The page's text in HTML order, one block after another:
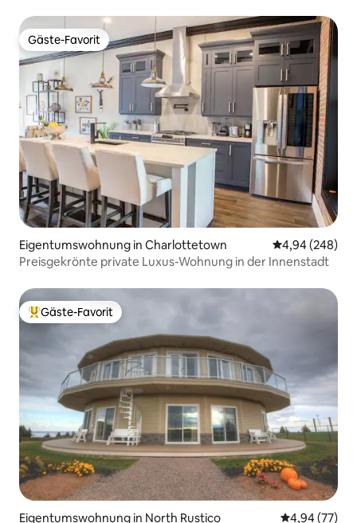
Gäste-Favorit
Gäste-Favorit
Eigentumswohnung in Charlottetown
4,94 (248)
Preisgekrönte private Luxus-Wohnung in der Innenstadt
Beliebter Gäste-Favorit.
Gäste-Favorit
Eigentumswohnung in North Rustico
4,94 (77)